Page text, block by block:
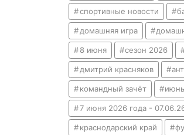
спортивные новости
домашняя игра
8 июня сезон 2026
дмитрий красняков
командный зачёт
7 июня 2026 года -
краснодарский край